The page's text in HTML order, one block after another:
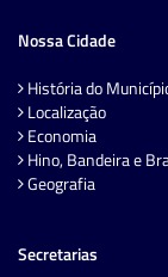
Nossa Cidade
História do
Localização
Economia
Hino, Bandeira e
Geografia
Secretarias